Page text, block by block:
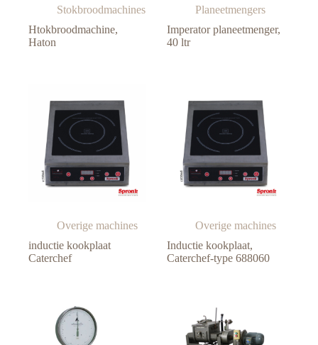
Stokbroodmachines
Htokbroodmachine,
Haton
Planeetmengers
Imperator planeetmenger,
40 ltr
Overige machines
inductie kookplaat
Caterchef
Overige machines
Inductie kookplaat,
Caterchef-type 688060